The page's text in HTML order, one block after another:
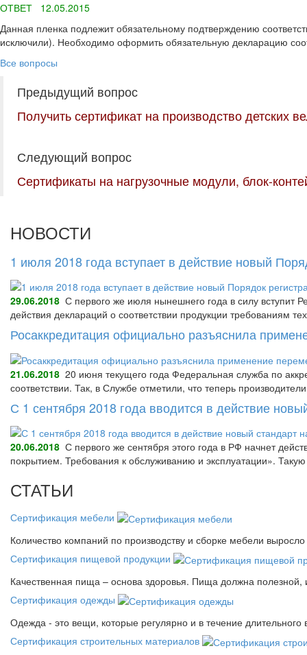
ОТВЕТ 12.05.2015
Данная пленка подлежит обязательному подтверждению
исключили). Необходимо оформить обязательную декларацию
Все вопросы
Предыдущий вопрос
Получить сертификат на производство детских
Следующий вопрос
Сертификаты на нагрузочные модули, блок-
НОВОСТИ
1 июля 2018 года вступает в действие новый
29.06.2018 С первого же июля нынешнего года в силу вступит
действия деклараций о соответствии продукции требованиям
Росаккредитация официально разъяснила
21.06.2018 20 июня текущего года Федеральная служба по
соответствии. Так, в Службе отметили, что теперь
С 1 сентября 2018 года вводится в действие
20.06.2018 С первого же сентября этого года в РФ начнет
покрытием. Требования к обслуживанию и эксплуатации».
СТАТЬИ
Сертификация мебели
Количество компаний по производству и сборке мебели
Сертификация пищевой продукции
Качественная пища – основа здоровья. Пища должна
Сертификация одежды
Одежда - это вещи, которые регулярно и в течение
Сертификация строительных материалов